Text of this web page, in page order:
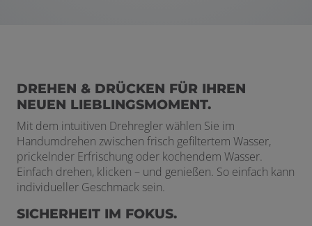
DREHEN & DRÜCKEN FÜR IHREN
NEUEN LIEBLINGSMOMENT.
Mit dem intuitiven Drehregler wählen Sie im
Handumdrehen zwischen frisch gefiltertem Wasser,
prickelnder Erfrischung oder kochendem Wasser.
Einfach drehen, klicken – und genießen. So einfach kann
individueller Geschmack sein.
SICHERHEIT IM FOKUS.